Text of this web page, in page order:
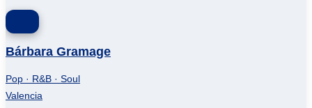
Bárbara Gramage
Pop · R&B · Soul
Valencia